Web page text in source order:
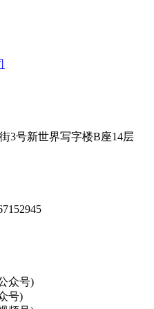
3号新世界写字楼B座14层
号)